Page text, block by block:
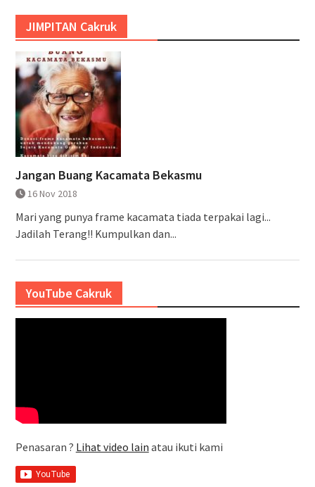
JIMPITAN Cakruk
Jangan Buang Kacamata Bekasmu
16 Nov 2018
Mari yang punya frame kacamata tiada terpakai lagi...
Jadilah Terang!! Kumpulkan dan...
YouTube Cakruk
Penasaran ? Lihat video lain atau ikuti kami